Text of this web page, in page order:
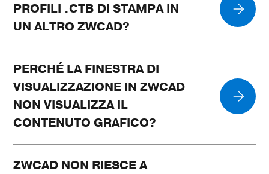
PROFILI .CTB DI STAMPA IN
UN ALTRO ZWCAD?
PERCHÉ LA FINESTRA DI
VISUALIZZAZIONE IN ZWCAD
NON VISUALIZZA IL
CONTENUTO GRAFICO?
ZWCAD NON RIESCE A